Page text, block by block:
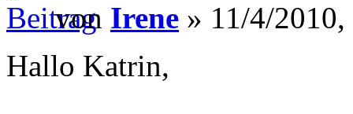
von Irene » 11/4/
Hallo Katrin,